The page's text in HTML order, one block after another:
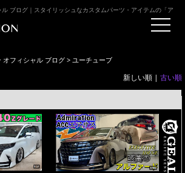
ブログ｜スタイリッシュなカスタムパーツ・アイテムの「ア
オフィシャル ブログ> ユーチューブ
新しい順 | 古い順